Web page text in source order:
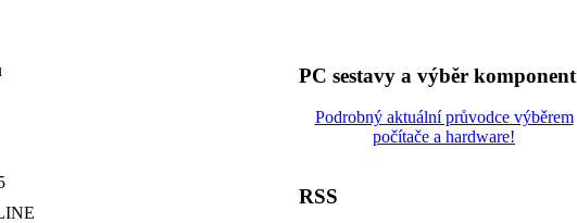
PC sestavy a výběr komponent
Podrobný aktuální průvodce výběrem
počítače a hardware!
RSS